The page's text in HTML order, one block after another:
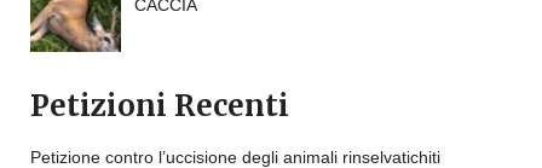
CACCIA
Petizioni Recenti
Petizione contro l’uccisione degli animali rinselvatichiti